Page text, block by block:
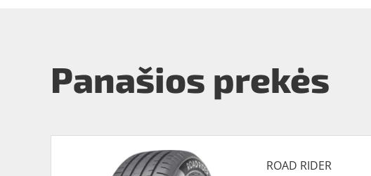
Panašios prekės
ROAD RIDER